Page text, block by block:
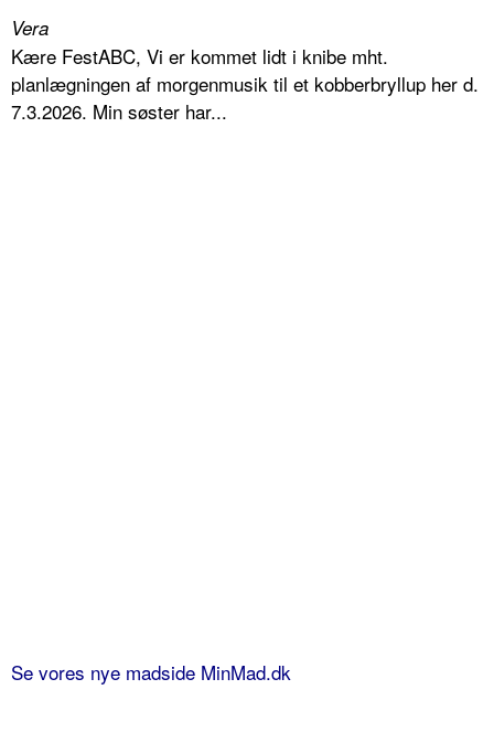
Vera
Kære FestABC, Vi er kommet lidt i knibe mht.
planlægningen af morgenmusik til et kobberbryllup her d.
7.3.2026. Min søster har...
Se vores nye madside MinMad.dk